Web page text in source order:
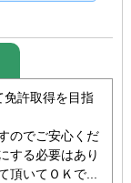
免許取得を目指
のでご安心くだ
する必要はあり
頂いてＯＫで...